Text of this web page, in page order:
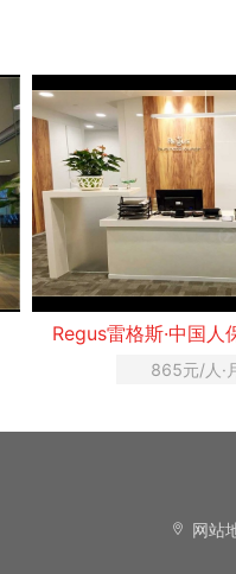
Regus雷格斯·中国人
865元/人·
网站